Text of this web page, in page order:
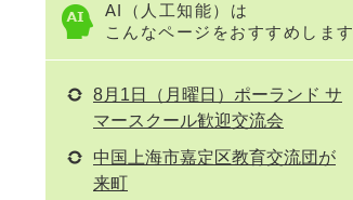
AI（人工知能）は
こんなページをおすすめします
8月1日（月曜日）ポーランド サ
マースクール歓迎交流会
中国上海市嘉定区教育交流団が
来町